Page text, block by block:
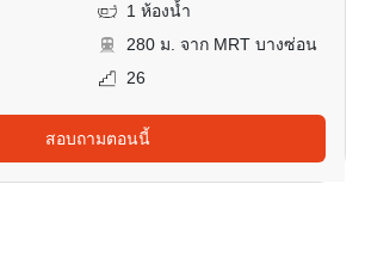
1 ห้องน้ำ
280 ม. จาก MRT บางซ่อน
26
สอบถามตอนนี้